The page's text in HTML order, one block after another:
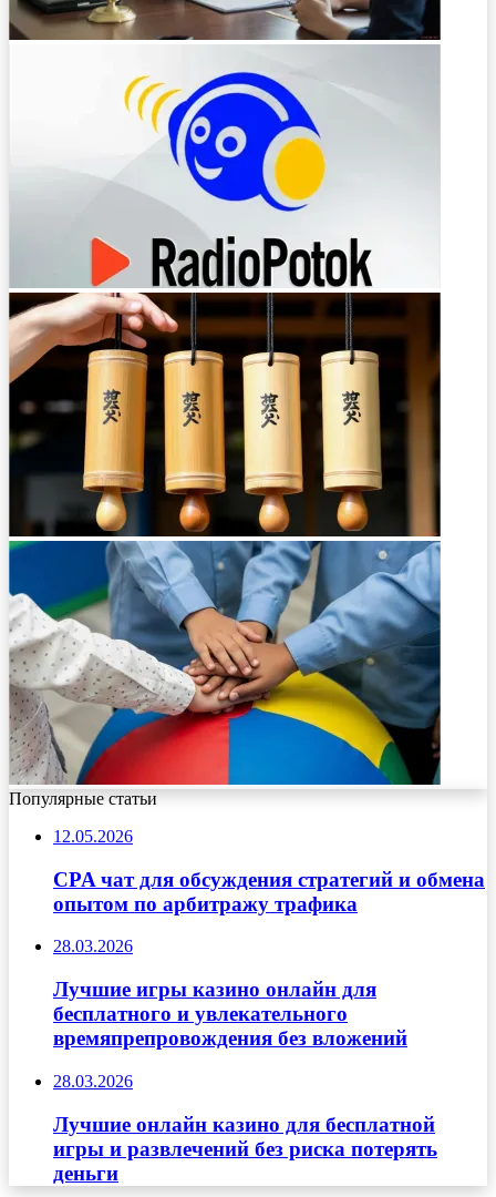
Популярные статьи
12.05.2026
CPA чат для обсуждения стратегий и обмена
опытом по арбитражу трафика
28.03.2026
Лучшие игры казино онлайн для
бесплатного и увлекательного
времяпрепровождения без вложений
28.03.2026
Лучшие онлайн казино для бесплатной
игры и развлечений без риска потерять
деньги